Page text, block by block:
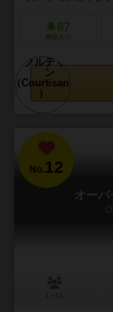
87
興味あり
No.12
オーバ